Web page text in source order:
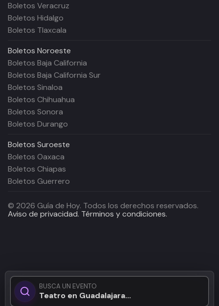
BUSCA UN EVENTO
Teatro en Guadalajara...
Boletos Veracruz
Boletos Hidalgo
Boletos Tlaxcala
Boletos Noroeste
Boletos Baja California
Boletos Baja California Sur
Boletos Sinaloa
Boletos Chihuahua
Boletos Sonora
Boletos Durango
Boletos Suroeste
Boletos Oaxaca
Boletos Chiapas
Boletos Guerrero
© 2026 Guía de Hoy. Todos los derechos reservados.
Aviso de privacidad. Términos y condiciones.